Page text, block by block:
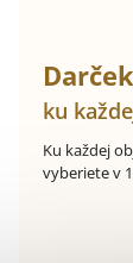
Darček
ku
Ku každej
vyberiete v